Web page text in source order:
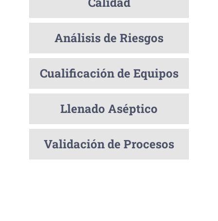
Análisis de Riesgos
Cualificación de Equipos
Llenado Aséptico
Validación de Procesos